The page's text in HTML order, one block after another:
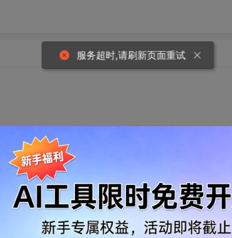
么办？？SQL 是：
服务超时,请刷新页面重试